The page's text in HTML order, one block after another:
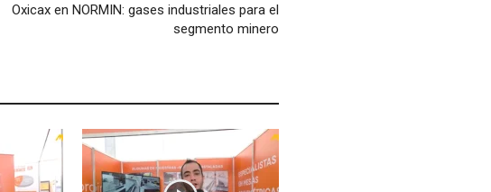
Oxicax en NORMIN: gases industriales para el
segmento minero